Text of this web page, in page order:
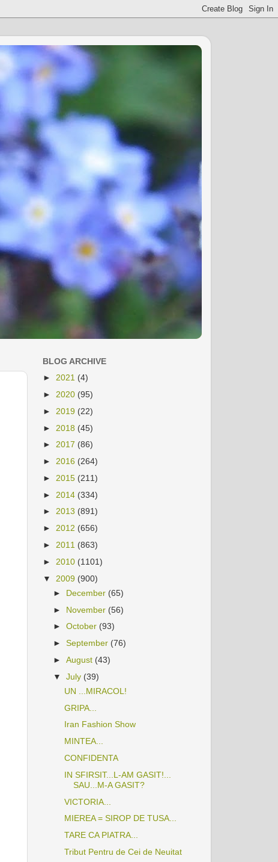
BLOG ARCHIVE
► 2021 (4)
► 2020 (95)
► 2019 (22)
► 2018 (45)
► 2017 (86)
► 2016 (264)
► 2015 (211)
► 2014 (334)
► 2013 (891)
► 2012 (656)
► 2011 (863)
► 2010 (1101)
▼ 2009 (900)
► December (65)
► November (56)
►October (93)
►September (76)
►August (43)
▼July (39)
UN ...MIRACOL!
GRIPA...
Iran Fashion Show
MINTEA...
CONFIDENTA
IN SFIRSIT...L-AM GASIT!...
SAU...M-A GASIT?
VICTORIA...
MIEREA = SIROP DE TUSA...
TARE CA PIATRA...
Tribut Pentru de Cei de Neuitat